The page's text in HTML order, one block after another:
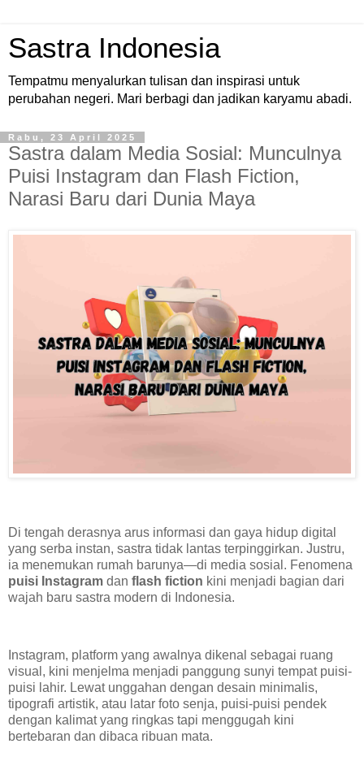
Sastra Indonesia
Tempatmu menyalurkan tulisan dan inspirasi untuk
perubahan negeri. Mari berbagi dan jadikan karyamu abadi.
Rabu, 23 April 2025
Sastra dalam Media Sosial: Munculnya
Puisi Instagram dan Flash Fiction,
Narasi Baru dari Dunia Maya
Di tengah derasnya arus informasi dan gaya hidup digital
yang serba instan, sastra tidak lantas terpinggirkan. Justru,
ia menemukan rumah barunya—di media sosial. Fenomena
puisi Instagram dan flash fiction kini menjadi bagian dari
wajah baru sastra modern di Indonesia.
Instagram, platform yang awalnya dikenal sebagai ruang
visual, kini menjelma menjadi panggung sunyi tempat puisi-
puisi lahir. Lewat unggahan dengan desain minimalis,
tipografi artistik, atau latar foto senja, puisi-puisi pendek
dengan kalimat yang ringkas tapi menggugah kini
bertebaran dan dibaca ribuan mata.